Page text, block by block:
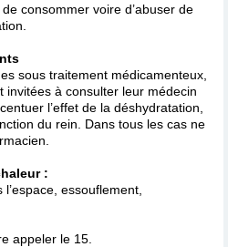
consommer voire d’abuser de
sous traitement médicamenteux,
invitées à consulter leur médecin
l’effet de la déshydratation,
du rein. Dans tous les cas ne
:
essouflement,
appeler le 15.